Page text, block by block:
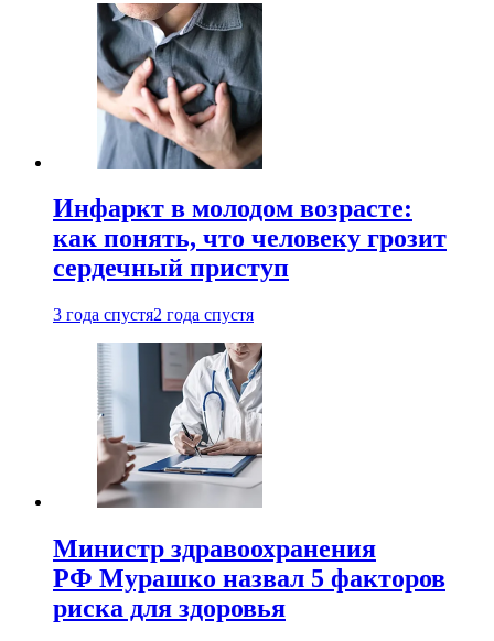
Инфаркт в молодом возрасте:
как понять, что человеку грозит
сердечный приступ
3 года спустя2 года спустя
Министр здравоохранения
РФ Мурашко назвал 5 факторов
риска для здоровья